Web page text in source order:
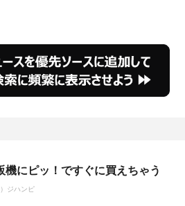
機にピッ！ですぐに買えちゃう
）ジハンピ